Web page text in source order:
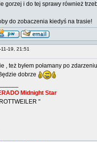
gorzej i do tej sprawy również
do zobaczenia kiedyś na trasie!
11-19, 21:51
, też byłem połamany po
dobrze
Midnight Star
"